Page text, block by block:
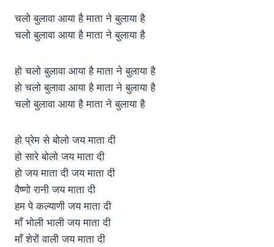
चलो बुलावा आया है माता ने बुलाया है
चलो बुलावा आया है माता ने बुलाया है
हो चलो बुलावा आया है माता ने बुलाया है
हो चलो बुलावा आया है माता ने बुलाया है
चलो बुलावा आया है माता ने बुलाया है
हो प्रेम से बोलो जय माता दी
हो सारे बोलो जय माता दी
हो जय माता दी जय माता दी
वैष्णो रानी जय माता दी
हम पे कल्याणी जय माता दी
माँ भोली भाली जय माता दी
माँ शेरों वाली जय माता दी